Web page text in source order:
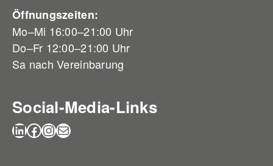
Öffnungszeiten:
Mo–Mi 16:00–21:00 Uhr
Do–Fr 12:00–21:00 Uhr
Sa nach Vereinbarung
Social-Media-Links
LinkedIn
Facebook
Instagram
Newsletter